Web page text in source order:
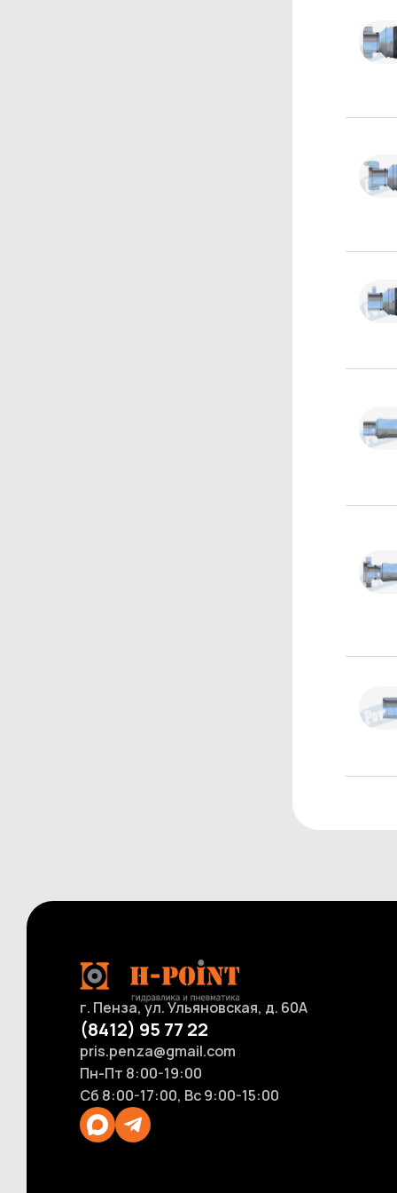
г. Пенза, ул. Ульяновская, д. 60А
(8412) 95 77 22
pris.penza@gmail.com
Пн-Пт 8:00-19:00
Сб 8:00-17:00, Вс 9:00-15:00